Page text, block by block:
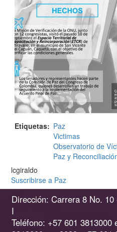
Etiquetas
Paz
Victimas
Observatorio de
Paz y
lcgiraldo
Suscribirse a Paz
Dirección: Carrera 8 No.
I
Teléfono: +57 601 3813000